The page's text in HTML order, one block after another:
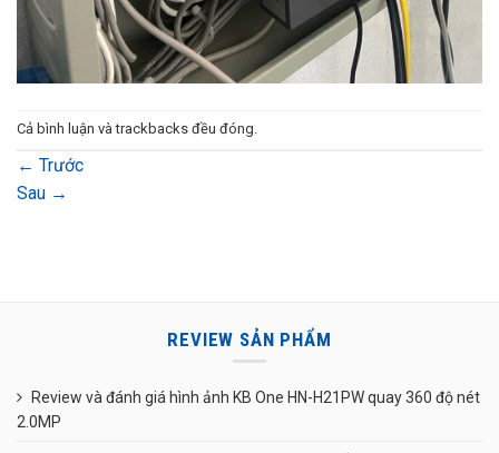
Cả bình luận và trackbacks đều đóng.
← Trước
Sau →
REVIEW SẢN PHẨM
Review và đánh giá hình ảnh KB One HN-H21PW quay 360 độ nét
2.0MP